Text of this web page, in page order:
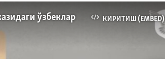
КИРИТИШ (EMBED)
ўзбеклар